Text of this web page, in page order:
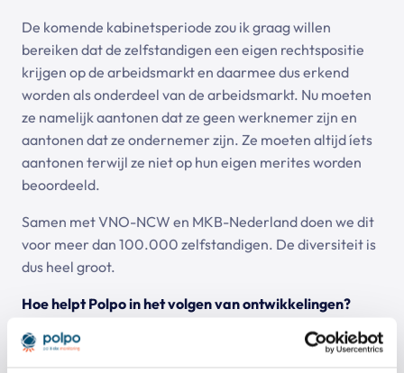
De komende kabinetsperiode zou ik graag willen
bereiken dat de zelfstandigen een eigen rechtspositie
krijgen op de arbeidsmarkt en daarmee dus erkend
worden als onderdeel van de arbeidsmarkt. Nu moeten
ze namelijk aantonen dat ze geen werknemer zijn en
aantonen dat ze ondernemer zijn. Ze moeten altijd íets
aantonen terwijl ze niet op hun eigen merites worden
beoordeeld.
Samen met VNO-NCW en MKB-Nederland doen we dit
voor meer dan 100.000 zelfstandigen. De diversiteit is
dus heel groot.
Hoe helpt Polpo in het volgen van ontwikkelingen?
Voorheen was ik geabonneerd op allerlei e-mailalerts